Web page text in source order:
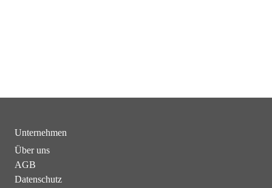
Unternehmen
Über uns
AGB
Datenschutz